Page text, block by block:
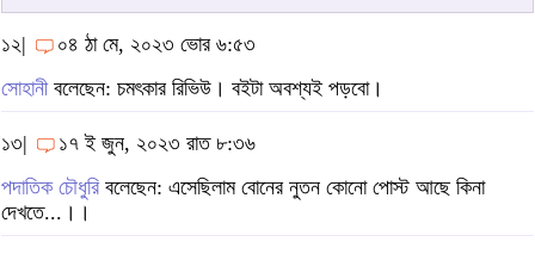
১২|
০৪ ঠা মে, ২০২৩ ভোর ৬:৫৩
সোহানীবলেছেন: চমৎকার রিভিউ। বইটা অবশ্যই পড়বো।
১৩|
১৭ ই জুন, ২০২৩ রাত ৮:৩৬
পদাতিক চৌধুরি বলেছেন: এসেছিলাম বোনের নুতন কোনো পোস্ট আছে কিনা
দেখতে...।।